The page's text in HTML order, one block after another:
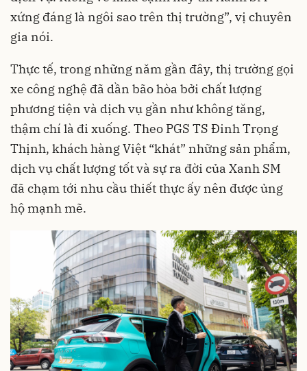
xứng đáng là ngôi sao trên thị trường”, vị chuyên
gia nói.
Thực tế, trong những năm gần đây, thị trường gọi
xe công nghệ đã dần bão hòa bởi chất lượng
phương tiện và dịch vụ gần như không tăng,
thậm chí là đi xuống. Theo PGS TS Đinh Trọng
Thịnh, khách hàng Việt “khát” những sản phẩm,
dịch vụ chất lượng tốt và sự ra đời của Xanh SM
đã chạm tới nhu cầu thiết thực ấy nên được ủng
hộ mạnh mẽ.